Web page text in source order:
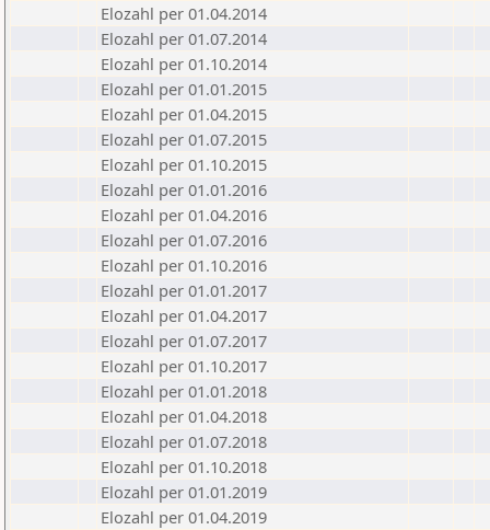
Elozahl per 01.04.2014
Elozahl per 01.07.2014
Elozahl per 01.10.2014
Elozahl per 01.01.2015
Elozahl per 01.04.2015
Elozahl per 01.07.2015
Elozahl per 01.10.2015
Elozahl per 01.01.2016
Elozahl per 01.04.2016
Elozahl per 01.07.2016
Elozahl per 01.10.2016
Elozahl per 01.01.2017
Elozahl per 01.04.2017
Elozahl per 01.07.2017
Elozahl per 01.10.2017
Elozahl per 01.01.2018
Elozahl per 01.04.2018
Elozahl per 01.07.2018
Elozahl per 01.10.2018
Elozahl per 01.01.2019
Elozahl per 01.04.2019